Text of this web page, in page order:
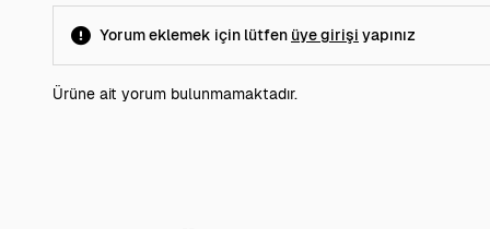
Yorum eklemek için lütfen üye girişi yapınız
Ürüne ait yorum bulunmamaktadır.